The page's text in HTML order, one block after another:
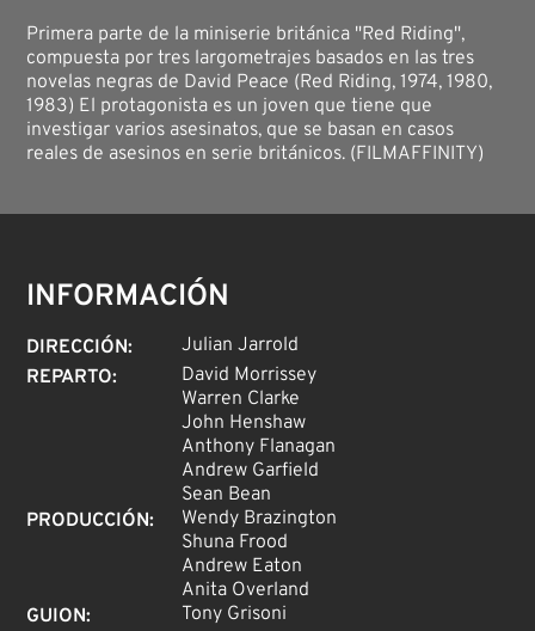
Primera parte de la miniserie británica "Red Riding",
compuesta por tres largometrajes basados en las tres
novelas negras de David Peace (Red Riding, 1974, 1980,
1983) El protagonista es un joven que tiene que
investigar varios asesinatos, que se basan en casos
reales de asesinos en serie británicos. (FILMAFFINITY)
INFORMACIÓN
DIRECCIÓN:
Julian Jarrold
REPARTO:
David Morrissey
Warren Clarke
John Henshaw
Anthony Flanagan
Andrew Garfield
Sean Bean
PRODUCCIÓN:
Wendy Brazington
Shuna Frood
Andrew Eaton
Anita Overland
GUION:
Tony Grisoni